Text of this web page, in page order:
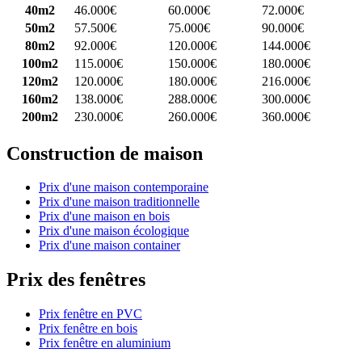
40m2
46.000€ 60.000€
72.000€
50m2
57.500€ 75.000€
90.000€
80m2
92.000€ 120.000€
144.000€
100m2
115.000€ 150.000€
180.000€
120m2
120.000€ 180.000€
216.000€
160m2
138.000€ 288.000€
300.000€
200m2
230.000€ 260.000€ 360.000€
Construction de maison
Prix d'une maison contemporaine
Prix d'une maison traditionnelle
Prix d'une maison en bois
Prix d'une maison écologique
Prix d'une maison container
Prix des fenêtres
Prix fenêtre en PVC
Prix fenêtre en bois
Prix fenêtre en aluminium